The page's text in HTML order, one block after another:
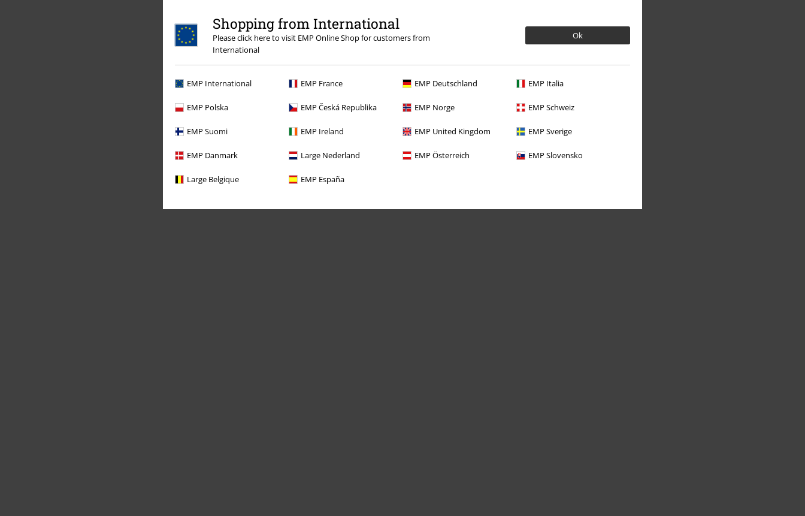
Shopping from International
Please click here to visit EMP Online Shop for customers from
International
Ok
EMP International EMP France EMP Deutschland EMP Italia
EMP Polska EMP Česká Republika EMP Norge EMP Schweiz
EMP Suomi EMP Ireland EMP United Kingdom EMP Sverige
EMP Danmark Large Nederland EMP Österreich EMP Slovensko
Large Belgique EMP España